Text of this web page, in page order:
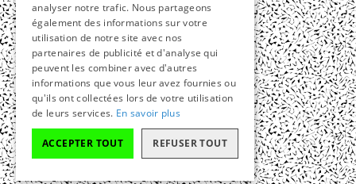
analyser notre trafic. Nous partageons
également des informations sur votre
utilisation de notre site avec nos
partenaires de publicité et d'analyse qui
peuvent les combiner avec d'autres
informations que vous leur avez fournies ou
qu'ils ont collectées lors de votre utilisation
de leurs services. En savoir plus
ACCEPTER TOUT REFUSER TOUT